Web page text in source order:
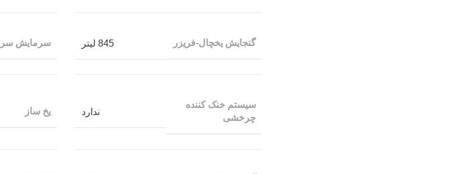
گنجایش یخچال-فریزر 845 لیتر سرمایش
سیستم خنک کننده
چرخشی
ندارد یخ ساز